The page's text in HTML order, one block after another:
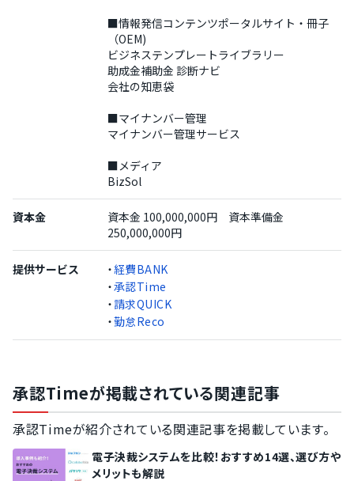
■情報発信コンテンツポータルサイト・冊子
（OEM)
ビジネステンプレートライブラリー
助成金補助金 診断ナビ
会社の知恵袋
■マイナンバー管理
マイナンバー管理サービス
■メディア
BizSol
資本金
資本金 100,000,000円 資本準備金
250,000,000円
提供サービス ・経費BANK
・承認Time
・請求QUICK
・勤怠Reco
承認Timeが掲載されている関連記事
承認Timeが紹介されている関連記事を掲載しています。
電子決裁システムを比較！おすすめ14選、選び方や
メリットも解説